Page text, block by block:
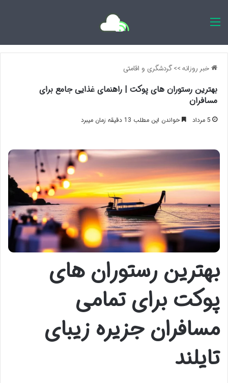
خبر روزانه>>گردشگری و اقامتی
بهترین رستوران های پوکت | راهنمای غذایی جامع برای
مسافران
5 مرداد خواندن این مطلب 13 دقیقه زمان میبرد
بهترین رستوران های
پوکت برای تمامی
مسافران جزیره زیبای
تایلند